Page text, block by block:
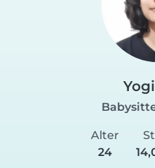
Alter
24